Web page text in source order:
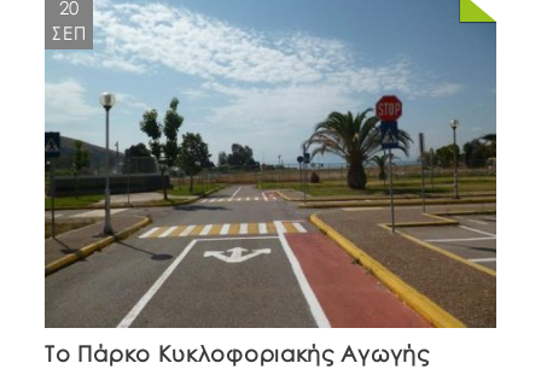
Ανθ/στη του Λιμενικού, Νικόλαου Σταματά, […]
20
ΣΕΠ
Το Πάρκο Κυκλοφοριακής Αγωγής